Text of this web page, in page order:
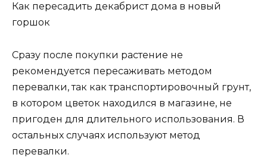
Как пересадить декабрист дома в новый
горшок
Сразу после покупки растение не
рекомендуется пересаживать методом
перевалки, так как транспортировочный грунт,
в котором цветок находился в магазине, не
пригоден для длительного использования. В
остальных случаях используют метод
перевалки.